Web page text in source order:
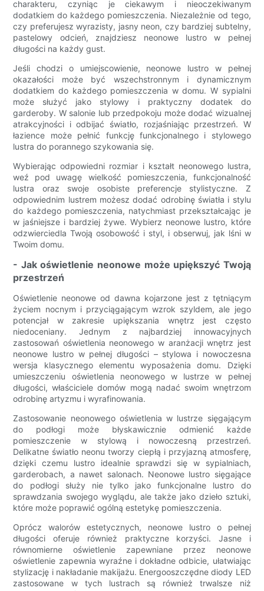
charakteru, czyniąc je ciekawym i nieoczekiwanym
dodatkiem do każdego pomieszczenia. Niezależnie od tego,
czy preferujesz wyrazisty, jasny neon, czy bardziej subtelny,
pastelowy odcień, znajdziesz neonowe lustro w pełnej
długości na każdy gust.
Jeśli chodzi o umiejscowienie, neonowe lustro w pełnej
okazałości może być wszechstronnym i dynamicznym
dodatkiem do każdego pomieszczenia w domu. W sypialni
może służyć jako stylowy i praktyczny dodatek do
garderoby. W salonie lub przedpokoju może dodać wizualnej
atrakcyjności i odbijać światło, rozjaśniając przestrzeń. W
łazience może pełnić funkcję funkcjonalnego i stylowego
lustra do porannego szykowania się.
Wybierając odpowiedni rozmiar i kształt neonowego lustra,
weź pod uwagę wielkość pomieszczenia, funkcjonalność
lustra oraz swoje osobiste preferencje stylistyczne. Z
odpowiednim lustrem możesz dodać odrobinę światła i stylu
do każdego pomieszczenia, natychmiast przekształcając je
w jaśniejsze i bardziej żywe. Wybierz neonowe lustro, które
odzwierciedla Twoją osobowość i styl, i obserwuj, jak lśni w
Twoim domu.
- Jak oświetlenie neonowe może upiększyć Twoją
przestrzeń
Oświetlenie neonowe od dawna kojarzone jest z tętniącym
życiem nocnym i przyciągającym wzrok szyldem, ale jego
potencjał w zakresie upiększania wnętrz jest często
niedoceniany. Jednym z najbardziej innowacyjnych
zastosowań oświetlenia neonowego w aranżacji wnętrz jest
neonowe lustro w pełnej długości – stylowa i nowoczesna
wersja klasycznego elementu wyposażenia domu. Dzięki
umieszczeniu oświetlenia neonowego w lustrze w pełnej
długości, właściciele domów mogą nadać swoim wnętrzom
odrobinę artyzmu i wyrafinowania.
Zastosowanie neonowego oświetlenia w lustrze sięgającym
do podłogi może błyskawicznie odmienić każde
pomieszczenie w stylową i nowoczesną przestrzeń.
Delikatne światło neonu tworzy ciepłą i przyjazną atmosferę,
dzięki czemu lustro idealnie sprawdzi się w sypialniach,
garderobach, a nawet salonach. Neonowe lustro sięgające
do podłogi służy nie tylko jako funkcjonalne lustro do
sprawdzania swojego wyglądu, ale także jako dzieło sztuki,
które może poprawić ogólną estetykę pomieszczenia.
Oprócz walorów estetycznych, neonowe lustro o pełnej
długości oferuje również praktyczne korzyści. Jasne i
równomierne oświetlenie zapewniane przez neonowe
oświetlenie zapewnia wyraźne i dokładne odbicie, ułatwiając
stylizację i nakładanie makijażu. Energooszczędne diody LED
zastosowane w tych lustrach są również trwalsze niż